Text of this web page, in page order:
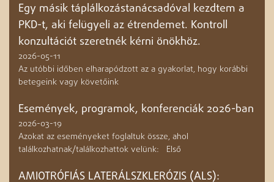
Egy másik táplálkozástanácsadóval kezdtem a
PKD-t, aki felügyeli az étrendemet. Kontroll
konzultációt szeretnék kérni önökhöz.
2026-05-11
Az utóbbi időben elharapódzott az a gyakorlat, hogy korábbi
betegeink vagy követőink
Események, programok, konferenciák 2026-ban
2026-03-19
Azokat az eseményeket foglaltuk össze, ahol
találkozhatnak/találkozhattok velünk: Első
AMIOTRÓFIÁS LATERÁLSZKLERÓZIS (ALS):